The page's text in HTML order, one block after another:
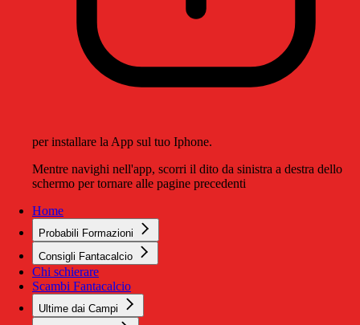
per installare la App sul tuo Iphone.
Mentre navighi nell'app, scorri il dito da sinistra a destra dello
schermo per tornare alle pagine precedenti
Home
Probabili Formazioni
Consigli Fantacalcio
Chi schierare
Scambi Fantacalcio
Ultime dai Campi